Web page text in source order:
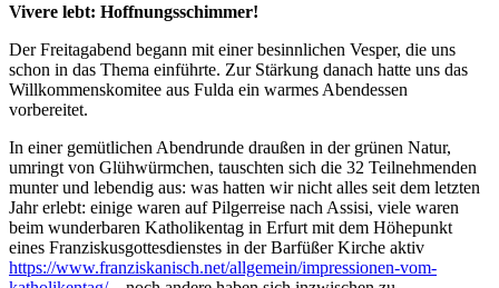
Vivere lebt: Hoffnungsschimmer!
Der Freitagabend begann mit einer besinnlichen Vesper, die uns
schon in das Thema einführte. Zur Stärkung danach hatte uns das
Willkommenskomitee aus Fulda ein warmes Abendessen
vorbereitet.
In einer gemütlichen Abendrunde draußen in der grünen Natur,
umringt von Glühwürmchen, tauschten sich die 32 Teilnehmenden
munter und lebendig aus: was hatten wir nicht alles seit dem letzten
Jahr erlebt: einige waren auf Pilgerreise nach Assisi, viele waren
beim wunderbaren Katholikentag in Erfurt mit dem Höhepunkt
eines Franziskusgottesdienstes in der Barfüßer Kirche aktiv
https://www.franziskanisch.net/allgemein/impressionen-vom-